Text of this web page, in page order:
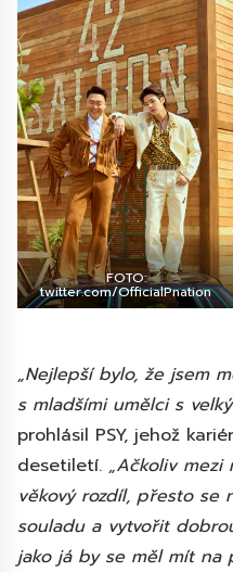
FOTO:
twitter.com/OfficialPnation
„Nejlepší bylo, že jsem
s mladšími umělci s
prohlásil PSY, jehož
desetiletí. „Ačkoliv mezi
věkový rozdíl, přesto se
souladu a vytvořit
jako já by se měl mít na